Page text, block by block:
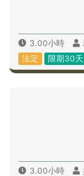
3.00小時
法定
限期30天
3.00小時